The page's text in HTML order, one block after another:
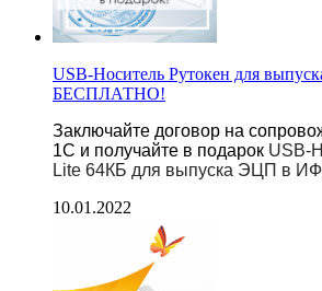
USB-Носитель Рутокен для
БЕСПЛАТНО!
Заключайте договор на
1С и получайте в подарок USB-
Lite 64КБ для выпуска ЭЦП в
10.01.2022